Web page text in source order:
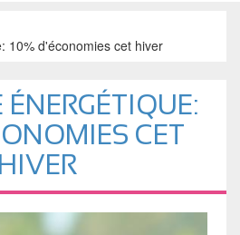
10% d'économies cet hiver
ÉNERGÉTIQUE:
CET
HIVER